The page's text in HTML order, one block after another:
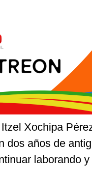
Xochipa
dos años de
laborando